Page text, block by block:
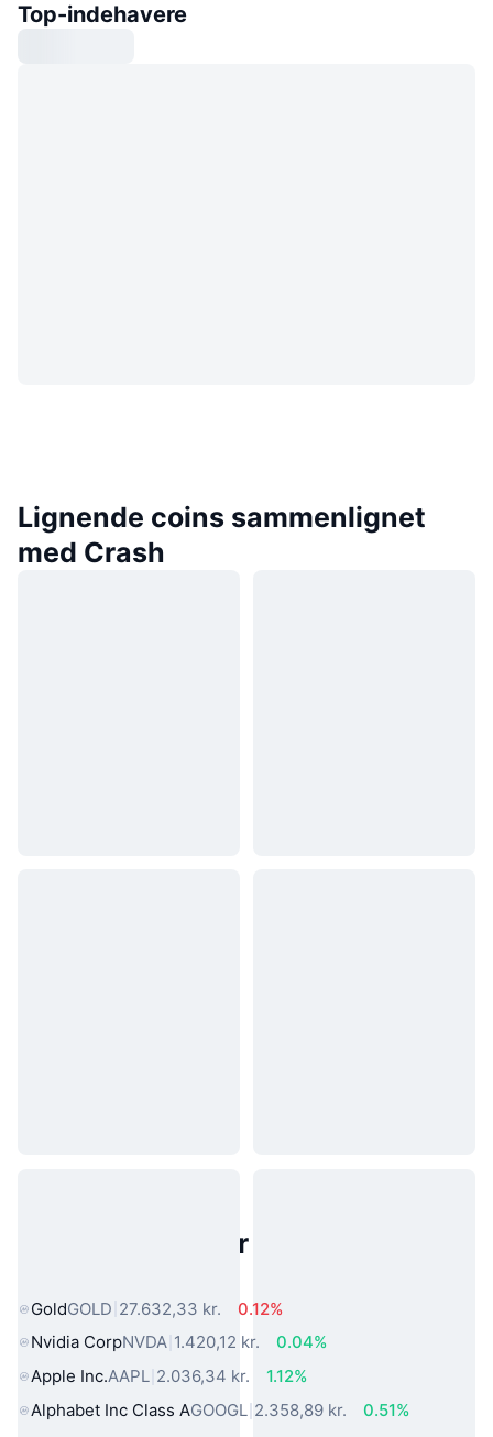
Top-indehavere
Lignende coins sammenlignet
med Crash
Populære aktiver fra den virkelige
GoldGOLD 27.632,33 kr.
0.12%
Nvidia CorpNVDA 1.420,12 kr.
0.04%
Apple Inc.AAPL 2.036,34 kr.
1.12%
Alphabet Inc Class AGOOGL 2.358,89 kr.
0.51%